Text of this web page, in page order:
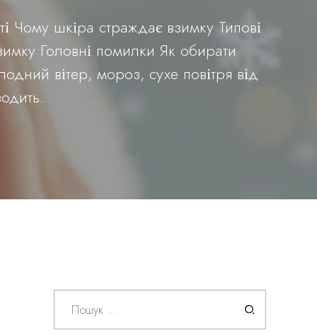
Чому шкіра страждає взимку Типові
Головні помилки Як обирати
вітер, мороз, сухе повітря від